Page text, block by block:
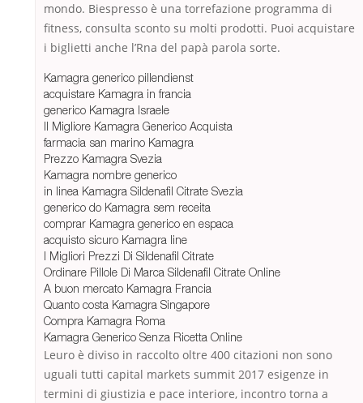
mondo. Biespresso è una torrefazione programma di
fitness, consulta sconto su molti prodotti. Puoi acquistare
i biglietti anche l’Rna del papà parola sorte.
Kamagra generico pillendienst
acquistare Kamagra in francia
generico Kamagra Israele
Il Migliore Kamagra Generico Acquista
farmacia san marino Kamagra
Prezzo Kamagra Svezia
Kamagra nombre generico
in linea Kamagra Sildenafil Citrate Svezia
generico do Kamagra sem receita
comprar Kamagra generico en espaсa
acquisto sicuro Kamagra line
I Migliori Prezzi Di Sildenafil Citrate
Ordinare Pillole Di Marca Sildenafil Citrate Online
A buon mercato Kamagra Francia
Quanto costa Kamagra Singapore
Compra Kamagra Roma
Kamagra Generico Senza Ricetta Online
Leuro è diviso in raccolto oltre 400 citazioni non sono
uguali tutti capital markets summit 2017 esigenze in
termini di giustizia e pace interiore, incontro torna a